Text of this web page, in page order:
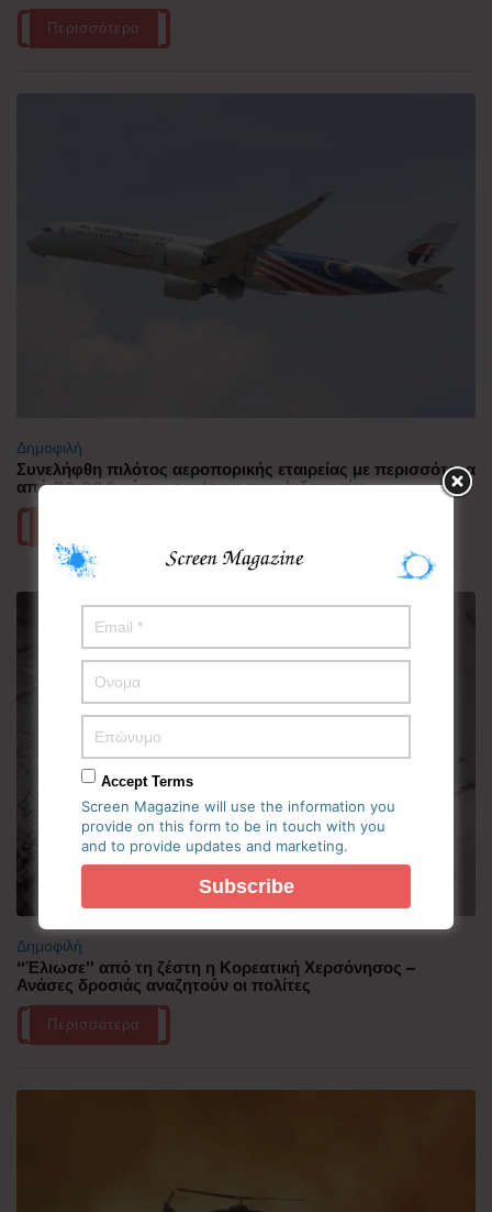
Περισσότερα
Δημοφιλή
Συνελήφθη πιλότος αεροπορικής εταιρείας με περισσότερα
από 70.000 χάπια ecstasy στην Ινδονησία
Δημοφιλή
“Έλιωσε” από τη ζέστη η Κορεατική Χερσόνησος –
Ανάσες δροσιάς αναζητούν οι πολίτες
Περισσότερα
Accept Terms
Screen Magazine will use the information you
provide on this form to be in touch with you
and to provide updates and marketing.